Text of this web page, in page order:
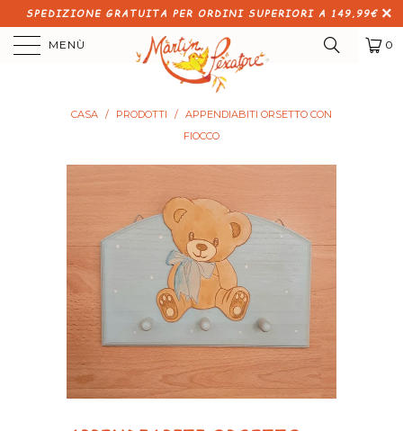
SPEDIZIONE GRATUITA PER ORDINI SUPERIORI A 149,99€
MENÙ 0
CASA / PRODOTTI / APPENDIABITI ORSETTO CON
FIOCCO